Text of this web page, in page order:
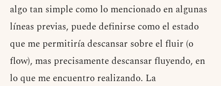
algo tan simple como lo mencionado en algunas
líneas previas, puede definirse como el estado
que me permitiría descansar sobre el fluir (o
flow), mas precisamente descansar fluyendo, en
lo que me encuentro realizando. La